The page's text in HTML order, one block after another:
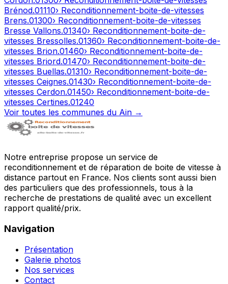
Brénod.01110› Reconditionnement-boite-de-vitesses
Brens.01300› Reconditionnement-boite-de-vitesses
Bresse Vallons.01340› Reconditionnement-boite-de-
vitesses Bressolles.01360› Reconditionnement-boite-de-
vitesses Brion.01460› Reconditionnement-boite-de-
vitesses Briord.01470› Reconditionnement-boite-de-
vitesses Buellas.01310› Reconditionnement-boite-de-
vitesses Ceignes.01430› Reconditionnement-boite-de-
vitesses Cerdon.01450› Reconditionnement-boite-de-
vitesses Certines.01240
Voir toutes les communes du Ain →
Notre entreprise propose un service de
reconditionnement et de réparation de boite de vitesse à
distance partout en France. Nos clients sont aussi bien
des particuliers que des professionnels, tous à la
recherche de prestations de qualité avec un excellent
rapport qualité/prix.
Navigation
Présentation
Galerie photos
Nos services
Contact